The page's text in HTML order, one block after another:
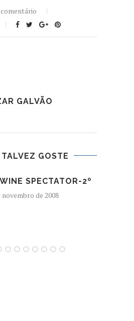
GALVÃO
GOSTE
SPECTATOR-2º
novembro de 2008